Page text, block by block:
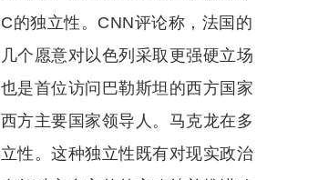
的独立性。CNN评论称，法国的
个愿意对以色列采取更强硬立场
是首位访问巴勒斯坦的西方国家
方主要国家领导人。马克龙在多
性。这种独立性既有对现实政治